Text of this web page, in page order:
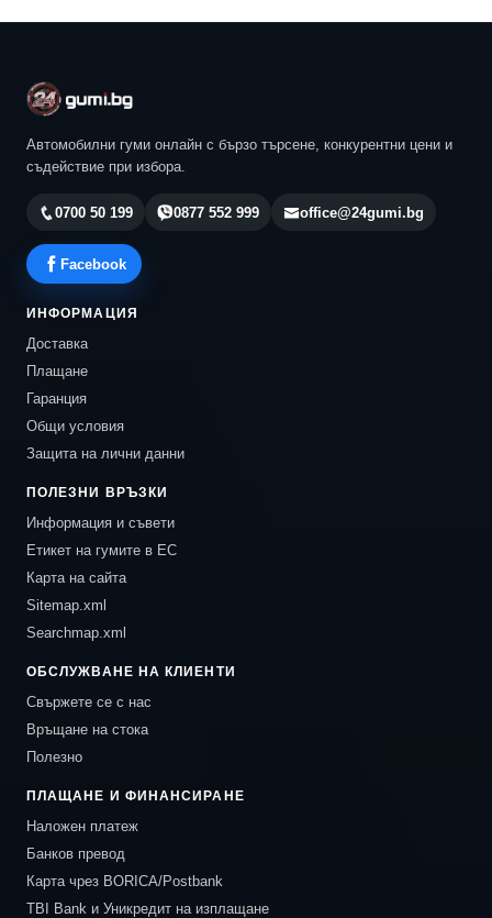
Автомобилни гуми онлайн с бързо търсене, конкурентни цени и
съдействие при избора.
0700 50 199 0877 552 999 office@24gumi.bg
Facebook
ИНФОРМАЦИЯ
Доставка
Плащане
Гаранция
Общи условия
Защита на лични данни
ПОЛЕЗНИ ВРЪЗКИ
Информация и съвети
Етикет на гумите в ЕС
Карта на сайта
Sitemap.xml
Searchmap.xml
ОБСЛУЖВАНЕ НА КЛИЕНТИ
Свържете се с нас
Връщане на стока
Полезно
ПЛАЩАНЕ И ФИНАНСИРАНЕ
Наложен платеж
Банков превод
Карта чрез BORICA/Postbank
TBI Bank и Уникредит на изплащане